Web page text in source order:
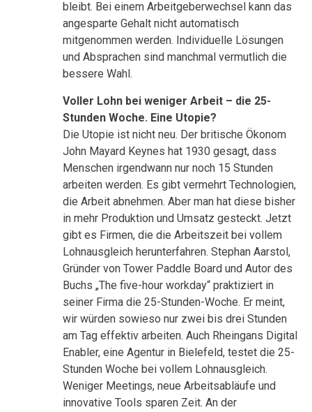
bleibt. Bei einem Arbeitgeberwechsel kann das
angesparte Gehalt nicht automatisch
mitgenommen werden. Individuelle Lösungen
und Absprachen sind manchmal vermutlich die
bessere Wahl.
Voller Lohn bei weniger Arbeit – die 25-
Stunden Woche. Eine Utopie?
Die Utopie ist nicht neu. Der britische Ökonom
John Mayard Keynes hat 1930 gesagt, dass
Menschen irgendwann nur noch 15 Stunden
arbeiten werden. Es gibt vermehrt Technologien,
die Arbeit abnehmen. Aber man hat diese bisher
in mehr Produktion und Umsatz gesteckt. Jetzt
gibt es Firmen, die die Arbeitszeit bei vollem
Lohnausgleich herunterfahren. Stephan Aarstol,
Gründer von Tower Paddle Board und Autor des
Buchs „The five-hour workday“ praktiziert in
seiner Firma die 25-Stunden-Woche. Er meint,
wir würden sowieso nur zwei bis drei Stunden
am Tag effektiv arbeiten. Auch Rheingans Digital
Enabler, eine Agentur in Bielefeld, testet die 25-
Stunden Woche bei vollem Lohnausgleich.
Weniger Meetings, neue Arbeitsabläufe und
innovative Tools sparen Zeit. An der